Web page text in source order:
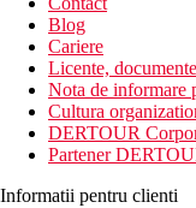
Blog
Cariere
Licente,
Nota de informare
Cultura
DERTOUR
Partener
Informatii pentru clienti